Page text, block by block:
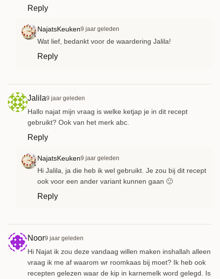
Reply
NajatsKeuken9 jaar geleden
Wat lief, bedankt voor de waardering Jalila!
Reply
Jalila9 jaar geleden
Hallo najat mijn vraag is welke ketjap je in dit recept
gebruikt? Ook van het merk abc.
Reply
NajatsKeuken9 jaar geleden
Hi Jalila, ja die heb ik wel gebruikt. Je zou bij dit recept
ook voor een ander variant kunnen gaan 🙂
Reply
Noor9 jaar geleden
Hi Najat ik zou deze vandaag willen maken inshallah alleen
vraag ik me af waarom wr roomkaas bij moet? Ik heb ook
recepten gelezen waar de kip in karnemelk word gelegd. Is